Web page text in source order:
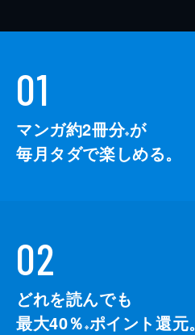
01
マンガ約2冊分※が
毎月タダで楽しめる。
02
どれを読んでも
最大40％ ※ポイント還元。